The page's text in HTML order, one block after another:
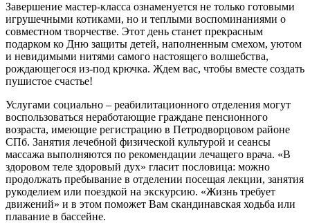
Завершение мастер-класса ознаменуется не только готовыми
игрушечными котиками, но и теплыми воспоминаниями о
совместном творчестве. Этот день станет прекрасным
подарком ко Дню защиты детей, наполненным смехом, уютом
и невидимыми нитями самого настоящего волшебства,
рождающегося из-под крючка. Ждем вас, чтобы вместе создать
пушистое счастье!
Услугами социально – реабилитационного отделения могут
воспользоваться неработающие граждане пенсионного
возраста, имеющие регистрацию в Петродворцовом районе
СПб. Занятия лечебной физической культурой и сеансы
массажа выполняются по рекомендации лечащего врача. «В
здоровом теле здоровый дух» гласит пословица: можно
продолжать пребывание в отделении посещая лекции, занятия
рукоделием или поездкой на экскурсию. «Жизнь требует
движений» и в этом поможет Вам скандинавская ходьба или
плавание в бассейне.